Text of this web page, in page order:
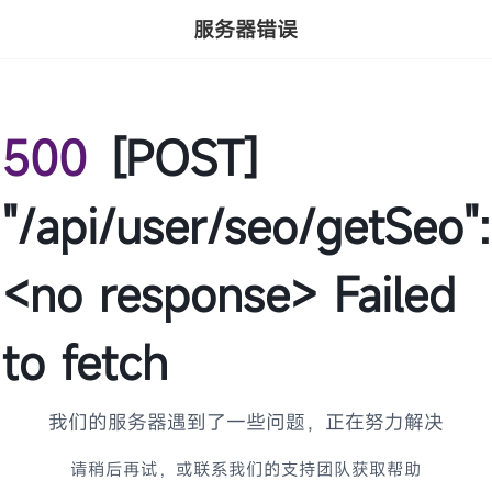
服务器错误
500 [POST]
"/api/user/seo/getSeo":
<no response> Failed
to fetch
我们的服务器遇到了一些问题，正在努力解决
请稍后再试，或联系我们的支持团队获取帮助